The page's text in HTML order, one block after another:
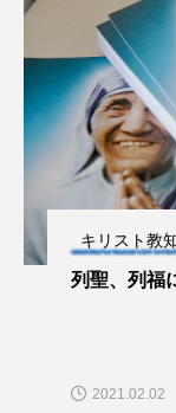
キリスト教
列聖、列福
2021.02.02